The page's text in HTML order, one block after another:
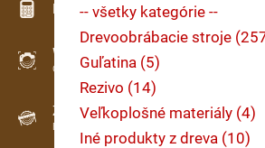
Drevárske kalkulačky
WoodProfi
Objem dreva s AI
Záznamník
Evidencia dreva v teréne
-- všetky kategórie --
Drevoobrábacie stroje
Guľatina (5)
Rezivo (14)
Veľkoplošné materiály (4)
Iné produkty z dreva (10)